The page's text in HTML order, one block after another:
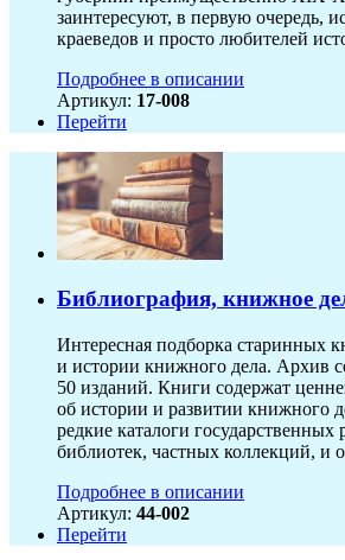
заинтересуют, в первую очередь,
краеведов и просто любителей
Подробнее в описании
Артикул: 17-008
Перейти
Библиография, книжное
Интересная подборка старинных
и истории книжного дела. Архив
50 изданий. Книги содержат
об истории и развитии книжного
редкие каталоги государственных
библиотек, частных коллекций, и
Подробнее в описании
Артикул: 44-002
Перейти